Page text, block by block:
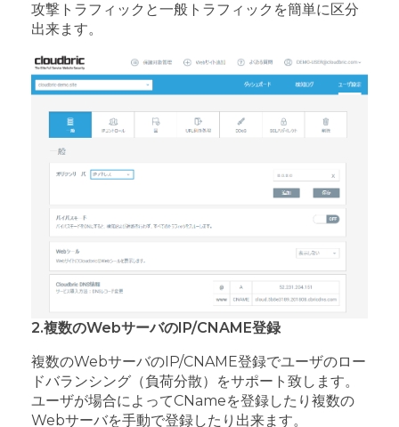
攻撃トラフィックと一般トラフィックを簡単に区分
出来ます。
2.複数のWebサーバのIP/CNAME登録
複数のWebサーバのIP/CNAME登録でユーザのロー
ドバランシング（負荷分散）をサポート致します。
ユーザが場合によってCNameを登録したり複数の
Webサーバを手動で登録したり出来ます。